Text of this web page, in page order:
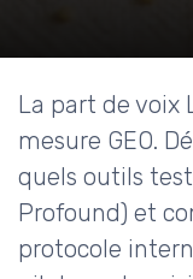
La part de voix
mesure GEO.
quels outils
Profound) et
protocole